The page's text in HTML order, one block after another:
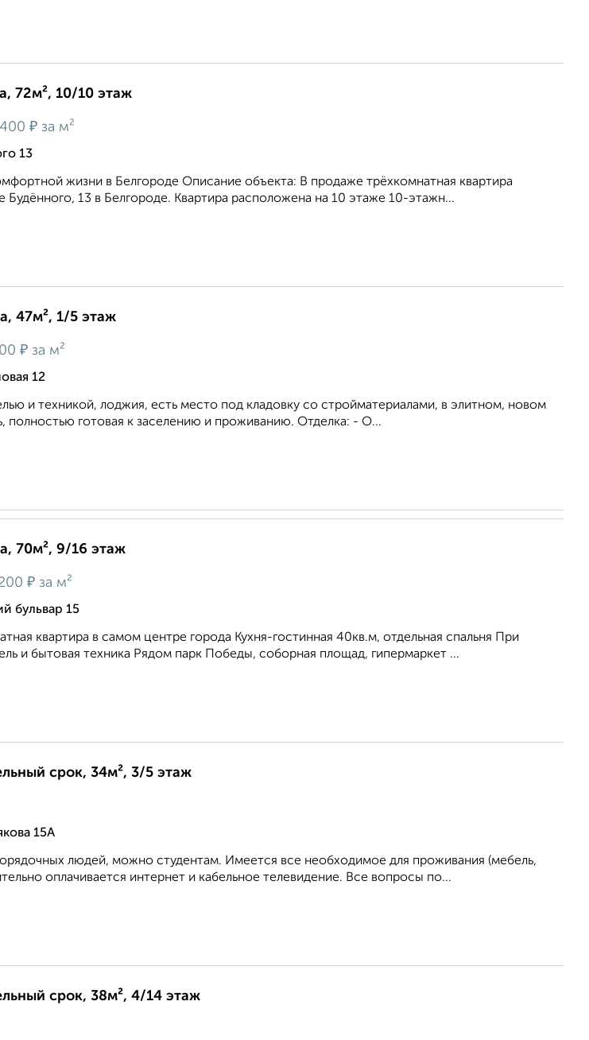
72м², 10/10 этаж
₽ за м²
13
жизни в Белгороде Описание объекта: В продаже трёхкомнатная квартира
Будённого, 13 в Белгороде. Квартира расположена на 10 этаже 10-этажн...
47м², 1/5 этаж
₽ за м²
12
и техникой, лоджия, есть место под кладовку со стройматериалами, в элитном, новом
полностью готовая к заселению и проживанию. Отделка: - О...
70м², 9/16 этаж
₽ за м²
бульвар 15
квартира в самом центре города Кухня-гостинная 40кв.м, отдельная спальня При
и бытовая техника Рядом парк Победы, соборная площад, гипермаркет ...
срок, 34м², 3/5 этаж
15А
людей, можно студентам. Имеется все необходимое для проживания (мебель,
оплачивается интернет и кабельное телевидение. Все вопросы по...
срок, 38м², 4/14 этаж